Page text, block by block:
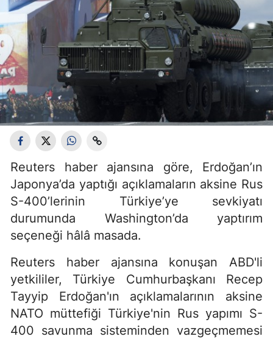
Reuters haber ajansına göre, Erdoğan’ın
Japonya’da yaptığı açıklamaların aksine Rus
S-400’lerinin Türkiye’ye sevkiyatı
durumunda Washington’da yaptırım
seçeneği hâlâ masada.
Reuters haber ajansına konuşan ABD'li
yetkililer, Türkiye Cumhurbaşkanı Recep
Tayyip Erdoğan'ın açıklamalarının aksine
NATO müttefiği Türkiye'nin Rus yapımı S-
400 savunma sisteminden vazgeçmemesi